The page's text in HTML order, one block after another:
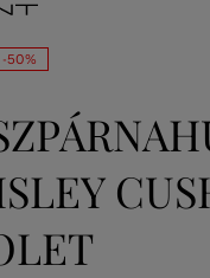
-50%